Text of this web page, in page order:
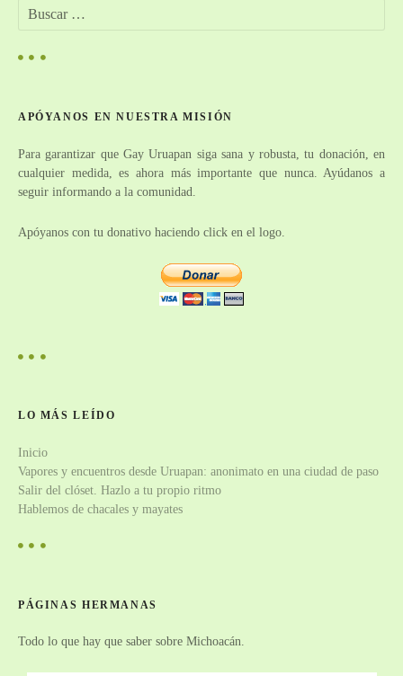
a
c
ó
n
d
e
t
a
d
a
s
c
:APÓYANOS EN NUESTRA MISIÓN
Para garantizar que Gay Uruapan siga sana y robusta, tu donación, en
cualquier medida, es ahora más importante que nunca. Ayúdanos a
seguir informando a la comunidad.
Apóyanos con tu donativo haciendo click en el logo.
LO MÁS LEÍDO
Inicio
Vapores y encuentros desde Uruapan: anonimato en una ciudad de paso
Salir del clóset. Hazlo a tu propio ritmo
Hablemos de chacales y mayates
PÁGINAS HERMANAS
Todo lo que hay que saber sobre Michoacán.